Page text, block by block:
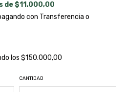
de$11.000,00
con Transferencia o
los$150.000,00
CANTIDAD